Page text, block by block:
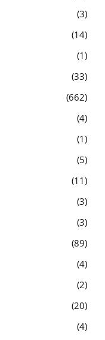
3
14
1
33
662
4
1
5
11
3
3
89
4
2
20
4